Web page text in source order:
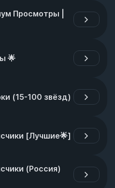
Просмотры |
🌟
(15-100 звёзд)
[Лучшие🌟]
(Россия)